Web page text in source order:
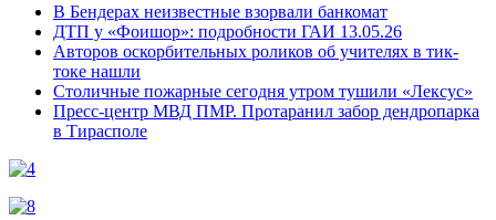
В Бендерах неизвестные взорвали банкомат
ДТП у «Фоишор»: подробности ГАИ 13.05.26
Авторов оскорбительных роликов об учителях в тик-
токе нашли
Столичные пожарные сегодня утром тушили «Лексус»
Пресс-центр МВД ПМР. Протаранил забор дендропарка
в Тирасполе